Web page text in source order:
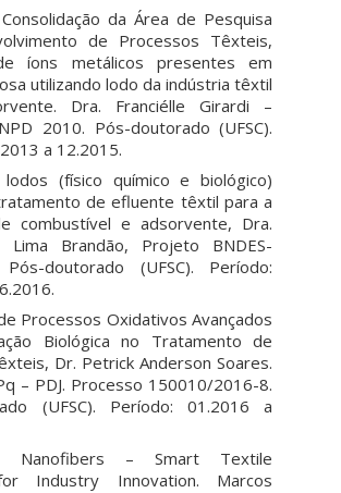
da Área de Pesquisa
de Processos Têxteis,
íons metálicos presentes em
utilizando lodo da indústria têxtil
Dra. Franciélle Girardi –
2010. Pós-doutorado (UFSC).
a 12.2015.
(físico químico e biológico)
de efluente têxtil para a
combustível e adsorvente, Dra.
Brandão, Projeto BNDES-
Pós-doutorado (UFSC). Período:
Processos Oxidativos Avançados
Biológica no Tratamento de
Dr. Petrick Anderson Soares.
– PDJ. Processo 150010/2016-8.
(UFSC). Período: 01.2016 a
Nanofibers – Smart Textile
Industry Innovation. Marcos